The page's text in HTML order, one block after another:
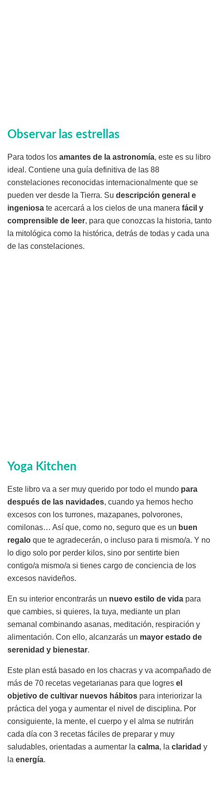
Observar las estrellas
Para todos los amantes de la astronomía, este es su libro
ideal. Contiene una guía definitiva de las 88
constelaciones reconocidas internacionalmente que se
pueden ver desde la Tierra. Su descripción general e
ingeniosa te acercará a los cielos de una manera fácil y
comprensible de leer, para que conozcas la historia, tanto
la mitológica como la histórica, detrás de todas y cada una
de las constelaciones.
Yoga Kitchen
Este libro va a ser muy querido por todo el mundo para
después de las navidades, cuando ya hemos hecho
excesos con los turrones, mazapanes, polvorones,
comilonas… Así que, como no, seguro que es un buen
regalo que te agradecerán, o incluso para ti mismo/a. Y no
lo digo solo por perder kilos, sino por sentirte bien
contigo/a mismo/a si tienes cargo de conciencia de los
excesos navideños.
En su interior encontrarás un nuevo estilo de vida para
que cambies, si quieres, la tuya, mediante un plan
semanal combinando asanas, meditación, respiración y
alimentación. Con ello, alcanzarás un mayor estado de
serenidad y bienestar.
Este plan está basado en los chacras y va acompañado de
más de 70 recetas vegetarianas para que logres el
objetivo de cultivar nuevos hábitos para interiorizar la
práctica del yoga y aumentar el nivel de disciplina. Por
consiguiente, la mente, el cuerpo y el alma se nutrirán
cada día con 3 recetas fáciles de preparar y muy
saludables, orientadas a aumentar la calma, la claridad y
la energía.